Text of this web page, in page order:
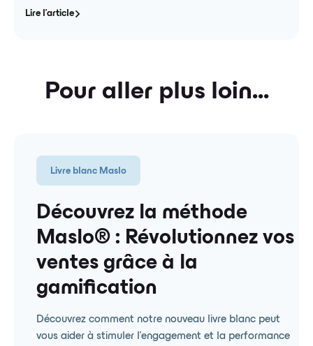
Lire l'article
Pour aller plus loin...
Livre blanc Maslo
Découvrez la méthode
Maslo®️ : Révolutionnez vos
ventes grâce à la
gamification
Découvrez comment notre nouveau livre blanc peut
vous aider à stimuler l'engagement et la performance